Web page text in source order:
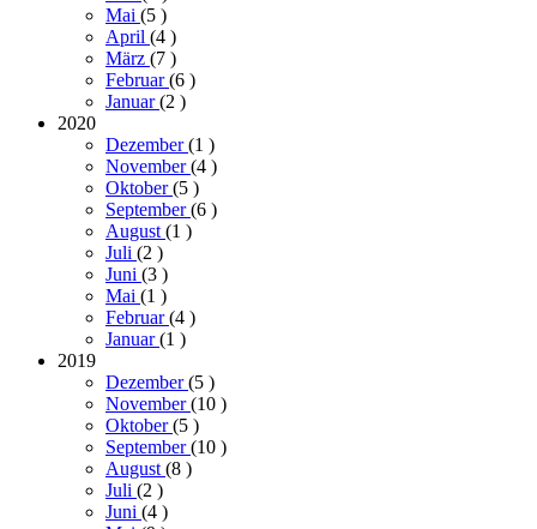
Mai (5 )
April (4 )
März (7 )
Februar(6 )
Januar(2 )
2020
Dezember(1 )
November(4 )
Oktober(5 )
September(6 )
August(1 )
Juli (2 )
Juni (3 )
Mai (1 )
Februar(4 )
Januar(1 )
2019
Dezember(5 )
November(10 )
Oktober(5 )
September(10 )
August(8 )
Juli (2 )
Juni (4 )